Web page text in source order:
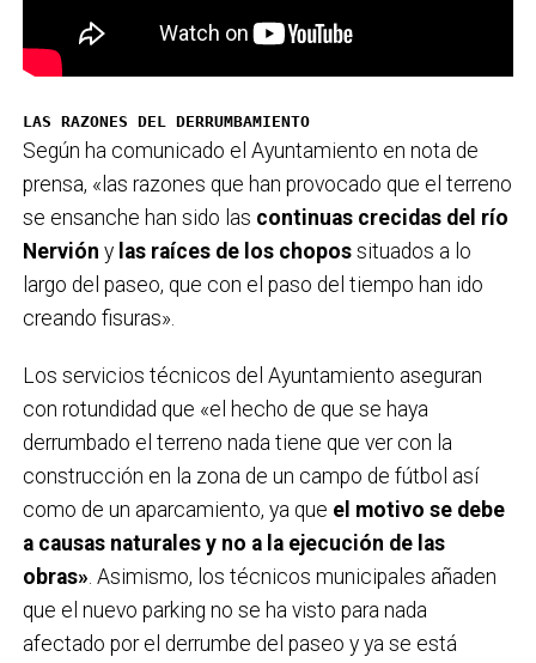
LAS RAZONES DEL DERRUMBAMIENTO
Según ha comunicado el Ayuntamiento en nota de
prensa, «las razones que han provocado que el terreno
se ensanche han sido las continuas crecidas del río
Nervión y las raíces de los chopossituados a lo
largo del paseo, que con el paso del tiempo han ido
creando fisuras».
Los servicios técnicos del Ayuntamiento aseguran
con rotundidad que «el hecho de que se haya
derrumbado el terreno nada tiene que ver con la
construcción en la zona de un campo de fútbol así
como de un aparcamiento, ya que el motivo se debe
a causas naturales y no a la ejecución de las
obras» . Asimismo, los técnicos municipales añaden
que el nuevo parking no se ha visto para nada
afectado por el derrumbe del paseo y ya se está